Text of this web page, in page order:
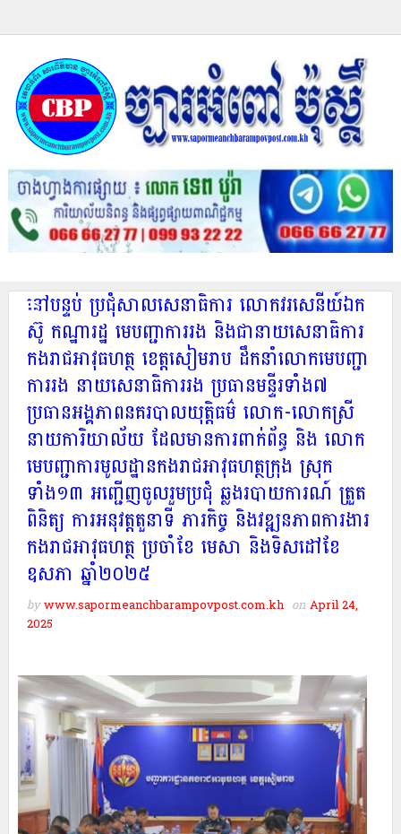
នៅបន្ទប់ ប្រជុំសាលសេនាធិការ លោកវរសេនីយ៍ឯក
ស៊ូ កណ្ឋារដ្ឋ មេបញ្ជាការរង និងជានាយសេនាធិការ
កងរាជអាវុធហត្ថ ខេត្តសៀមរាប ដឹកនាំលោកមេបញ្ជា
ការរង នាយសេនាធិការរង ប្រធានមន្ទីរទាំង៧
ប្រធានអង្គភាពនគរបាលយុត្តិធម៌ លោក-លោកស្រី
នាយការិយាល័យ ដែលមានការពាក់ព័ន្ធ និង លោក
មេបញ្ជាការមូលដ្ឋានកងរាជអាវុធហត្ថក្រុង ស្រុក
ទាំង១៣ អញ្ជើញចូលរួមប្រជុំ ឆ្លងរបាយការណ៍ ត្រួត
ពិនិត្យ ការអនុវត្តតួនាទី ភារកិច្ច និងវឌ្ឍនភាពការងារ
កងរាជអាវុធហត្ថ ប្រចាំខែ មេសា និងទិសដៅខែ
ឧសភា ឆ្នាំ២០២៥
bywww.sapormeanchbarampovpost.com.kh on April 24,
2025